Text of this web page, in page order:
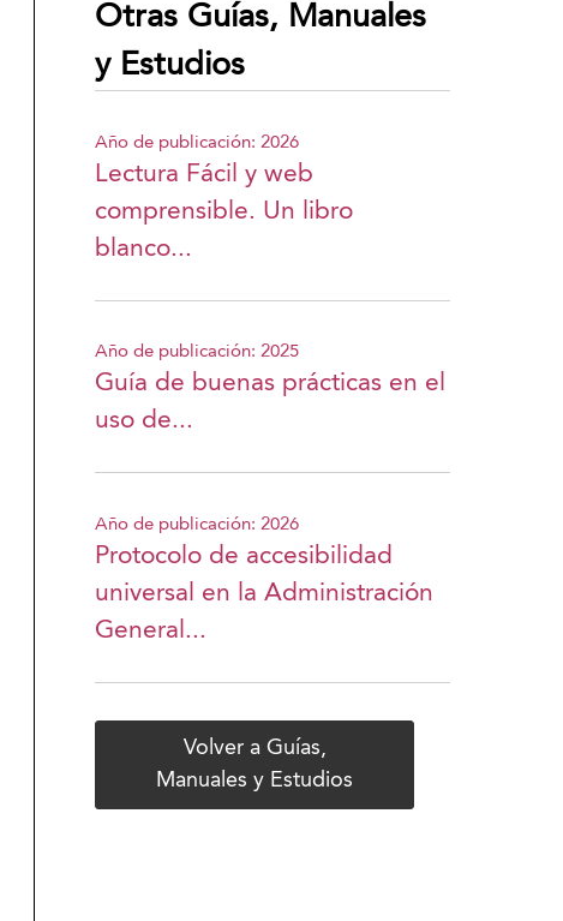
Otras Guías, Manuales
y Estudios
Año de publicación: 2026
Lectura Fácil y web
comprensible. Un libro
blanco...
Año de publicación: 2025
Guía de buenas prácticas en el
uso de...
Año de publicación: 2026
Protocolo de accesibilidad
universal en la Administración
General...
Volver a Guías,
Manuales y Estudios